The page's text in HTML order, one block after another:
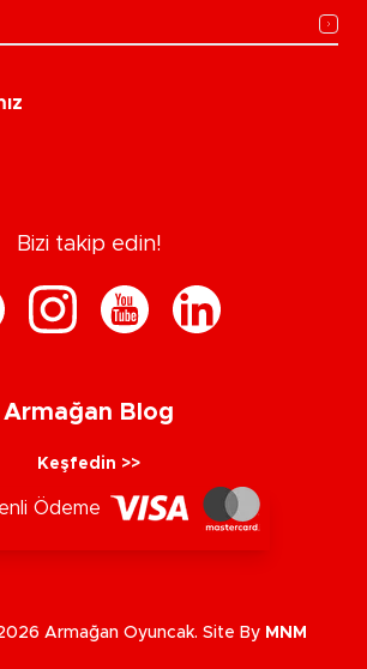
Bizi takip edin!
Armağan Blog
Keşfedin >>
Ödeme
Armağan Oyuncak. Site By MNM